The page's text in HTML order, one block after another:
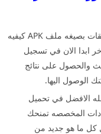
ابك بيور افضل منصه لتحميل الالعاب والتطبيقات بصيغه ملف APK كيفيه
ابدا الان في تسجيل
والحصول على نتائج
الوصول اليها.
الافضل في تحميل
المخصصه تمنحك
كل ما هو جديد من